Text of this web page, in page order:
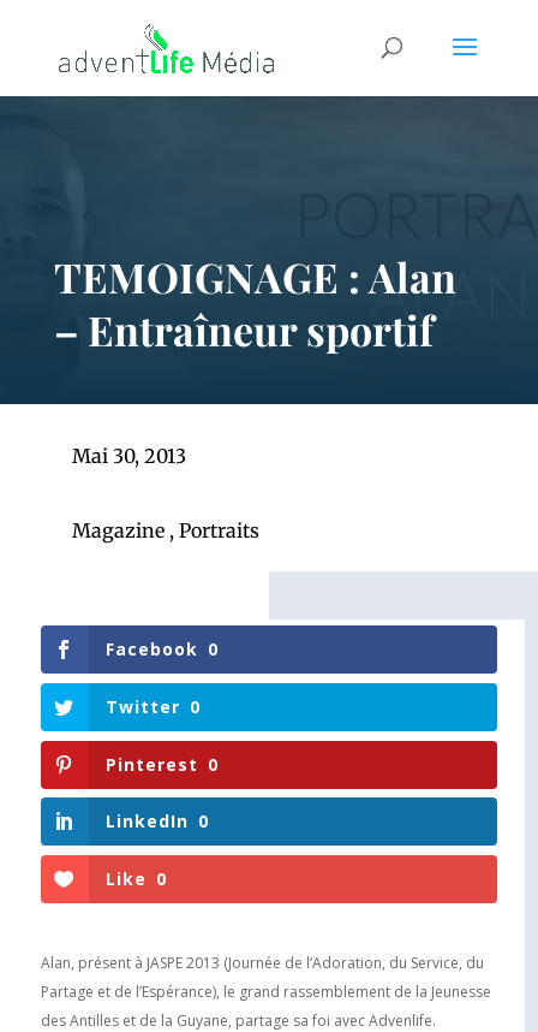
TEMOIGNAGE : Alan
– Entraîneur sportif
Mai 30, 2013
Magazine, Portraits
Facebook 0
Twitter 0
Pinterest 0
LinkedIn 0
Like 0
Alan, présent à JASPE 2013 (Journée de l’Adoration, du Service, du
Partage et de l’Espérance), le grand rassemblement de la Jeunesse
des Antilles et de la Guyane, partage sa foi avec Advenlife.